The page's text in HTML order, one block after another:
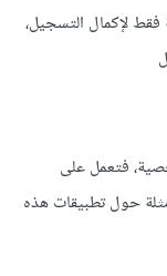
أنه يتبقى 11 دقيقة و19 ثانية فقط لإكمال التسجيل،
فتعمل على
حول تطبيقات هذه